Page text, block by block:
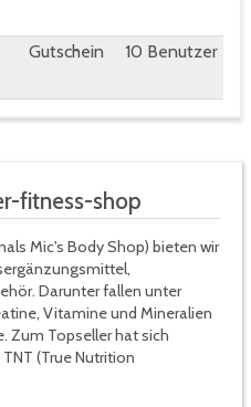
Gutschein 10 Benutzer
fitness-shop
Mic's Body Shop) bieten wir
Darunter fallen unter
Vitamine und Mineralien
Zum Topseller hat sich
(True Nutrition